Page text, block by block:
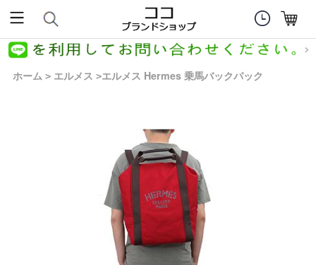
ホーム > エルメス >エルメス Hermes 乗馬バックパック